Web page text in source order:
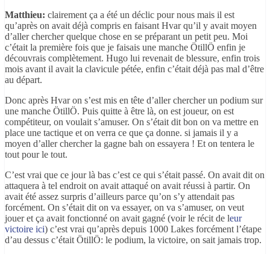
Matthieu: clairement ça a été un déclic pour nous mais il est
qu’après on avait déjà compris en faisant Hvar qu’il y avait moyen
d’aller chercher quelque chose en se préparant un petit peu. Moi
c’était la première fois que je faisais une manche ÖtillÖ enfin je
découvrais complètement. Hugo lui revenait de blessure, enfin trois
mois avant il avait la clavicule pétée, enfin c’était déjà pas mal d’être
au départ.
Donc après Hvar on s’est mis en tête d’aller chercher un podium sur
une manche ÖtillÖ. Puis quitte à être là, on est joueur, on est
compétiteur, on voulait s’amuser. On s’était dit bon on va mettre en
place une tactique et on verra ce que ça donne. si jamais il y a
moyen d’aller chercher la gagne bah on essayera ! Et on tentera le
tout pour le tout.
C’est vrai que ce jour là bas c’est ce qui s’était passé. On avait dit on
attaquera à tel endroit on avait attaqué on avait réussi à partir. On
avait été assez surpris d’ailleurs parce qu’on s’y attendait pas
forcément. On s’était dit on va essayer, on va s’amuser, on veut
jouer et ça avait fonctionné on avait gagné (voir le récit de leur
victoire ici) c’est vrai qu’après depuis 1000 Lakes forcément l’étape
d’au dessus c’était ÖtillÖ: le podium, la victoire, on sait jamais trop.